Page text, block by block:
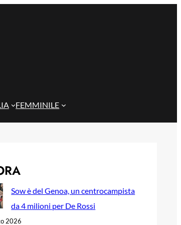
FEMMINILE
Sow è del Genoa, un centrocampista
da 4 milioni per De Rossi
2026